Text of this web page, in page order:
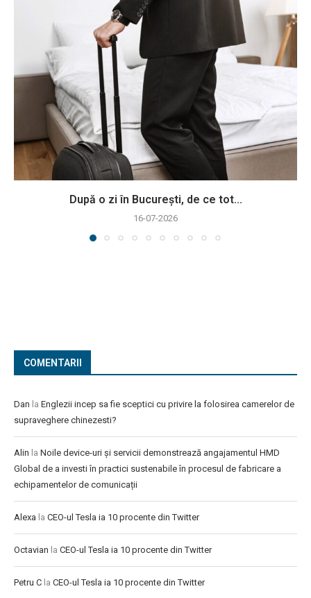
După o zi în București, de ce tot...
16-07-2026
COMENTARII
Dan la Englezii incep sa fie sceptici cu privire la folosirea camerelor de
supraveghere chinezesti?
Alin la Noile device-uri și servicii demonstrează angajamentul HMD
Global de a investi în practici sustenabile în procesul de fabricare a
echipamentelor de comunicații
Alexa la CEO-ul Tesla ia 10 procente din Twitter
Octavian la CEO-ul Tesla ia 10 procente din Twitter
Petru C la CEO-ul Tesla ia 10 procente din Twitter